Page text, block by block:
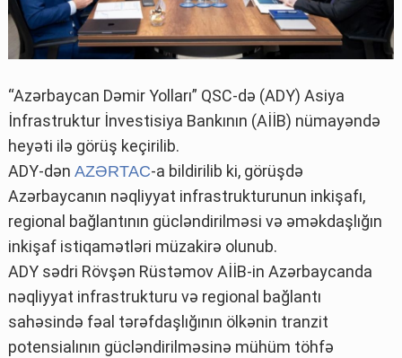
“Azərbaycan Dəmir Yolları” QSC-də (ADY) Asiya
İnfrastruktur İnvestisiya Bankının (AİİB) nümayəndə
heyəti ilə görüş keçirilib.
ADY-dən AZƏRTAC-a bildirilib ki, görüşdə
Azərbaycanın nəqliyyat infrastrukturunun inkişafı,
regional bağlantının gücləndirilməsi və əməkdaşlığın
inkişaf istiqamətləri müzakirə olunub.
ADY sədri Rövşən Rüstəmov AİİB-in Azərbaycanda
nəqliyyat infrastrukturu və regional bağlantı
sahəsində fəal tərəfdaşlığının ölkənin tranzit
potensialının gücləndirilməsinə mühüm töhfə